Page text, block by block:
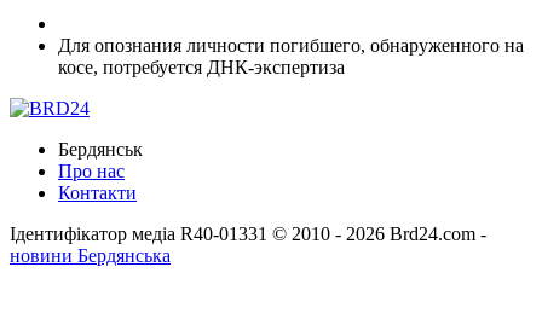
Для опознания личности погибшего, обнаруженного на
косе, потребуется ДНК-экспертиза
Бердянськ
Про нас
Контакти
Ідентифікатор медіа R40-01331 © 2010 - 2026 Brd24.com -
новини Бердянська